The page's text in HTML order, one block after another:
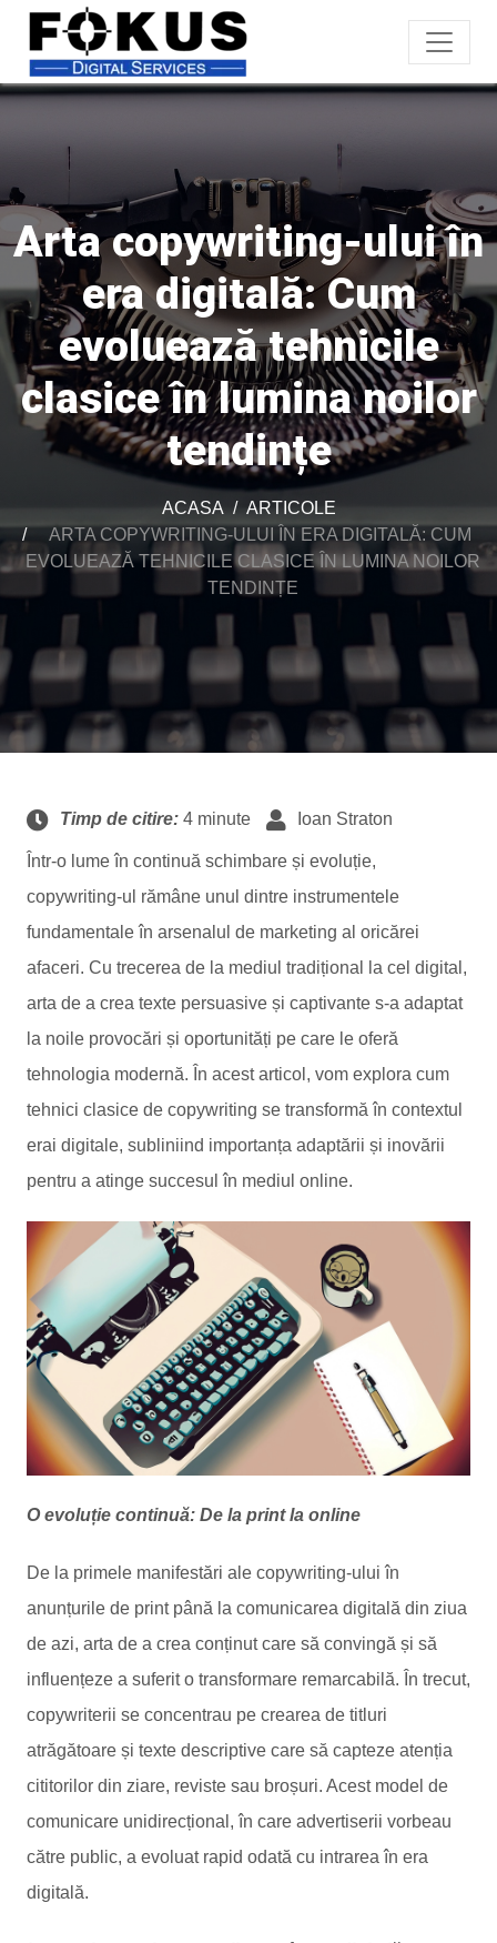
Arta copywriting-ului în
era digitală: Cum
evoluează tehnicile
clasice în lumina noilor
tendințe
ACASA
ARTICOLE
ARTA COPYWRITING-ULUI ÎN ERA DIGITALĂ: CUM
EVOLUEAZĂ TEHNICILE CLASICE ÎN LUMINA NOILOR
TENDINȚE
Timp de citire: 4 minute Ioan Straton
Într-o lume în continuă schimbare și evoluție,
copywriting-ul rămâne unul dintre instrumentele
fundamentale în arsenalul de marketing al oricărei
afaceri. Cu trecerea de la mediul tradițional la cel digital,
arta de a crea texte persuasive și captivante s-a adaptat
la noile provocări și oportunități pe care le oferă
tehnologia modernă. În acest articol, vom explora cum
tehnici clasice de copywriting se transformă în contextul
erai digitale, subliniind importanța adaptării și inovării
pentru a atinge succesul în mediul online.
O evoluție continuă: De la print la online
De la primele manifestări ale copywriting-ului în
anunțurile de print până la comunicarea digitală din ziua
de azi, arta de a crea conținut care să convingă și să
influențeze a suferit o transformare remarcabilă. În trecut,
copywriterii se concentrau pe crearea de titluri
atrăgătoare și texte descriptive care să capteze atenția
cititorilor din ziare, reviste sau broșuri. Acest model de
comunicare unidirecțional, în care advertiserii vorbeau
către public, a evoluat rapid odată cu intrarea în era
digitală.